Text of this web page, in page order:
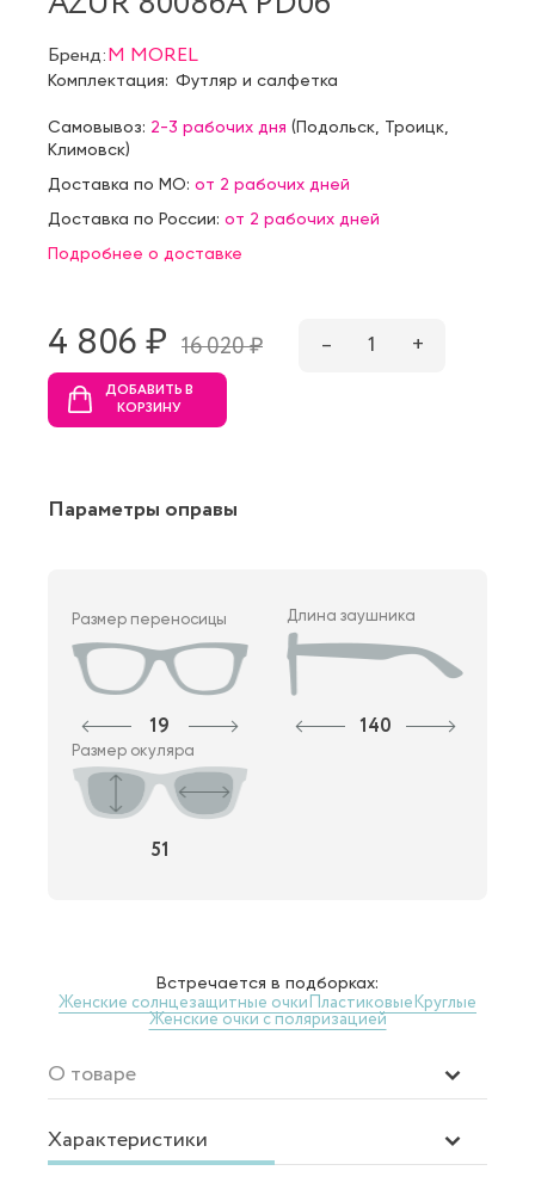
Бренд:M MOREL
Комплектация: Футляр и салфетка
Самовывоз: 2-3 рабочих дня (Подольск Троицк
Климовск)
Доставка по МО: от 2 рабочих дней
Доставка по России: от 2 рабочих дней
Подробнее о доставке
4 806 ₷ 16 020 ₷ – 1 +
ДОБАВИТЬ В
КОРЗИНУ
Параметры оправы
Размер переносицы
19
Длина заушника
140
Размер окуляра
51
Встречается в подборках:
Женские солнцезащитные очкиПластиковыеКруглые
Женские очки с поляризацией
О товаре
Характеристики